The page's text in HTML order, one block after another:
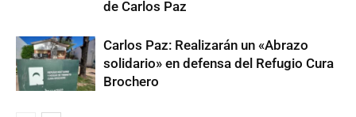
de Carlos Paz
Carlos Paz: Realizarán un «Abrazo
solidario» en defensa del Refugio Cura
Brochero